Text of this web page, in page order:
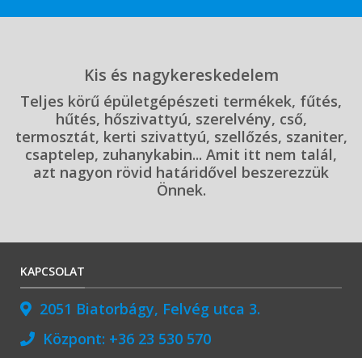
Kis és nagykereskedelem
Teljes körű épületgépészeti termékek, fűtés,
hűtés, hőszivattyú, szerelvény, cső,
termosztát, kerti szivattyú, szellőzés, szaniter,
csaptelep, zuhanykabin... Amit itt nem talál,
azt nagyon rövid határidővel beszerezzük
Önnek.
KAPCSOLAT
2051 Biatorbágy, Felvég utca 3.
Központ: +36 23 530 570